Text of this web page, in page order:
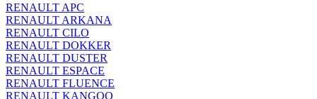
RENAULT APC
RENAULT ARKANA
RENAULT CILO
RENAULT DOKKER
RENAULT DUSTER
RENAULT ESPACE
RENAULT FLUENCE
RENAULT KANGOO